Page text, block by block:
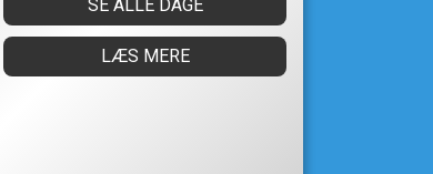
SE ALLE DAGE
LÆS MERE